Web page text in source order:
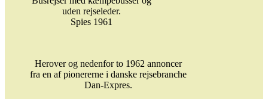
uden rejseleder.
Spies 1961
Herover og nedenfor to 1962 annoncer
fra en af pionererne i danske rejsebranche
Dan-Expres.